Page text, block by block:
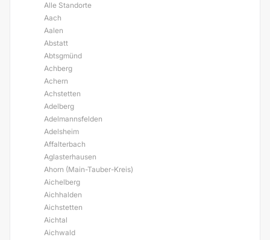
Alle Standorte
Aach
Aalen
Abstatt
Abtsgmünd
Achberg
Achern
Achstetten
Adelberg
Adelmannsfelden
Adelsheim
Affalterbach
Aglasterhausen
Ahorn (Main-Tauber-Kreis)
Aichelberg
Aichhalden
Aichstetten
Aichtal
Aichwald